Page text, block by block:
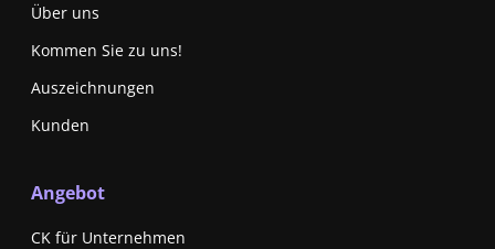
Über uns
Kommen Sie zu uns!
Auszeichnungen
Kunden
Angebot
CK für Unternehmen